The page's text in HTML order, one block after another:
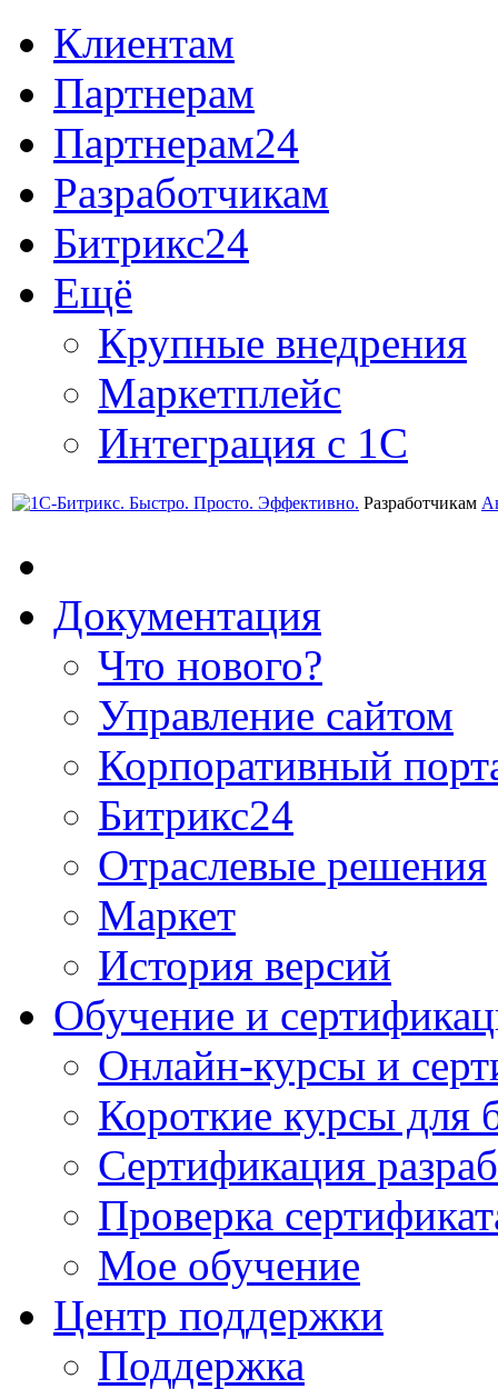
Клиентам
Партнерам
Партнерам24
Разработчикам
Битрикс24
Ещё
Крупные внедрения
Маркетплейс
Интеграция с 1С
Разработчикам
Документация
Что нового?
Управление сайтом
Корпоративный
Битрикс24
Отраслевые решения
Маркет
История версий
Обучение и
Онлайн-курсы и
Короткие курсы для
Сертификация
Проверка
Мое обучение
Центр поддержки
Поддержка